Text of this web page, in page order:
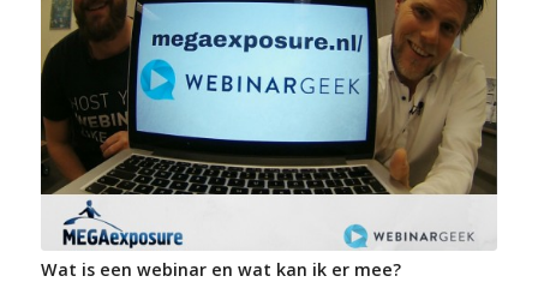
Wat is een webinar en wat kan ik er mee?